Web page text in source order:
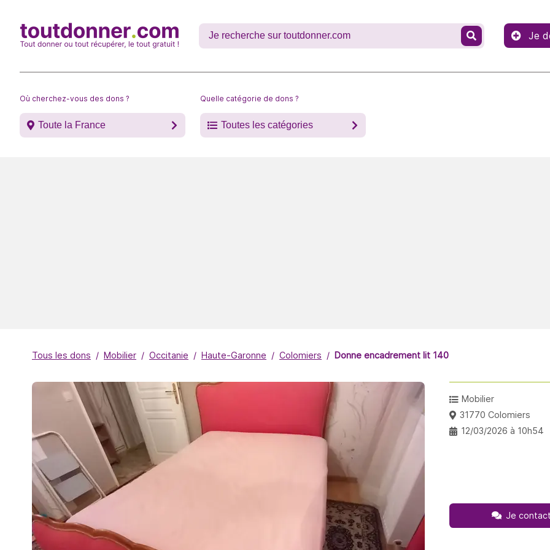
Je
Où cherchez-vous des dons ?
Toute la France
Quelle catégorie de dons ?
Toutes les catégories
Tous les dons Mobilier Occitanie Haute-Garonne Colomiers Donne encadrement lit 140
Mobilier
31770 Colomiers
12/03/2026 à 10h54
Je